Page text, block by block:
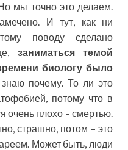
мы точно это делаем.
И тут, как ни
поводу сделано
заниматься темой
биологу было
почему. То ли это
потому что в
очень плохо – смертью.
страшно, потом – это
Может быть, люди